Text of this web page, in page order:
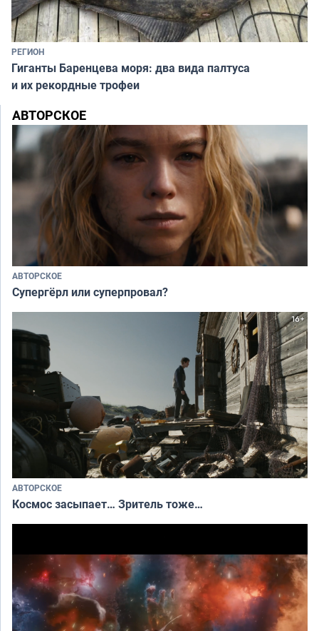
РЕГИОН
Гиганты Баренцева моря: два вида палтуса
и их рекордные трофеи
АВТОРСКОЕ
АВТОРСКОЕ
Супергёрл или суперпровал?
АВТОРСКОЕ
Космос засыпает… Зритель тоже…